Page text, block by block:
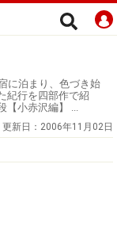
に泊まり、色づき始
紀行を四部作で紹
【小赤沢編】 ...
更新日： 2006年11月02日